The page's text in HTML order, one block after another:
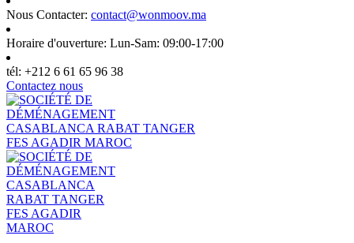
Nous Contacter: contact@wonmoov.ma
Horaire d'ouverture: Lun-Sam: 09:00-17:00
tél: +212 6 61 65 96 38
Contactez nous